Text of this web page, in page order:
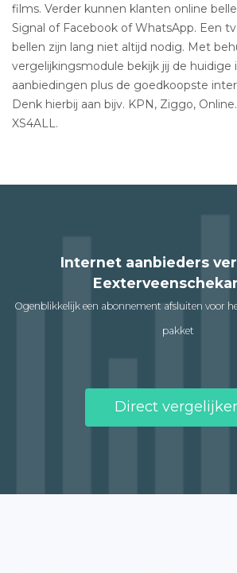
films. Verder kunnen klanten online
Signal of Facebook of WhatsApp. Een
bellen zijn lang niet altijd nodig. Met
vergelijkingsmodule bekijk jij de huidige
aanbiedingen plus de goedkoopste
Denk hierbij aan bijv. KPN, Ziggo,
XS4ALL.
Internet aanbieders
Ogenblikkelijk een abonnement afsluiten voor
pakket
Direct